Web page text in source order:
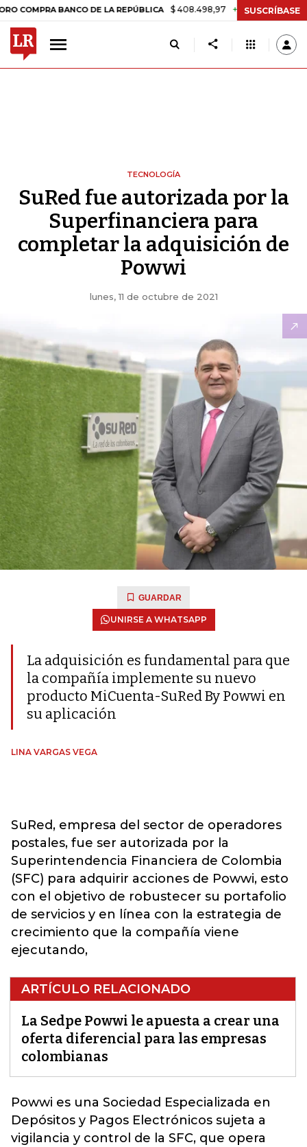
BANCO DE LA REPÚBLICA $ 408.498,97 +$ 8.753,81 +2,19%
SUSCRÍBASE
TECNOLOGÍA
SuRed fue autorizada por la
Superfinanciera para
completar la adquisición de
Powwi
lunes, 11 de octubre de 2021
GUARDAR
UNIRSE A WHATSAPP
La adquisición es fundamental para que
la compañía implemente su nuevo
producto MiCuenta-SuRed By Powwi en
su aplicación
LINA VARGAS VEGA
SuRed, empresa del sector de operadores
postales, fue ser autorizada por la
Superintendencia Financiera de Colombia
(SFC) para adquirir acciones de Powwi, esto
con el objetivo de robustecer su portafolio
de servicios y en línea con la estrategia de
crecimiento que la compañía viene
ejecutando,
ARTÍCULO RELACIONADO
La Sedpe Powwi le apuesta a crear una
oferta diferencial para las empresas
colombianas
Powwi es una Sociedad Especializada en
Depósitos y Pagos Electrónicos sujeta a
vigilancia y control de la SFC, que opera